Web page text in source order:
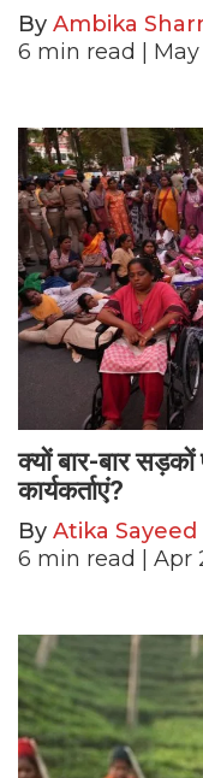
By Ambika
6 min read |
क्यों बार-बार
कार्यकर्ताएं?
By Atika Sayeed
6 min read | Apr